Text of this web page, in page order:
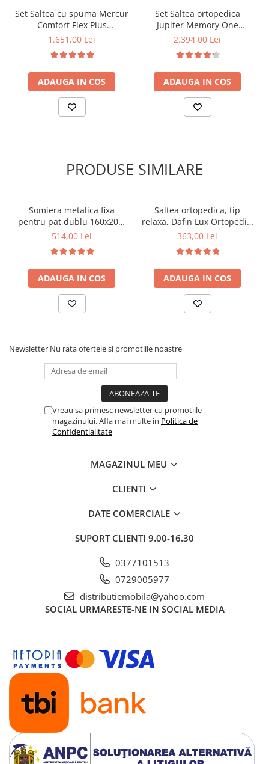
Set Saltea cu spuma Mercur
Comfort Flex Plus
180x200x20cm, fermitate
husa detasabila, Saltsib,
Pachet textile Avantaj cu 2
perne matlasate 50x70cm,
lavabile la 60°C, husa
antialergica, pilota iarna,
densitate 400g/m²,
1.651,00 Lei
ADAUGA IN COS
Set Saltea ortopedica
Jupiter Memory One
180x200x24cm cu spuma
foam 4 cm, husa
hipoalergenica, fermitate
mediu-tare, Pachet textile
Avantaj cu 2 perne
matlasate 50x70cm, lavabile
la 60°C, husa antialergica,
2.394,00 Lei
ADAUGA IN COS
PRODUSE SIMILARE
Somiera metalica fixa
pentru pat dublu 160x200,
6 picioare, 32 lamele lemn
saltea ferm, negru
514,00 Lei
ADAUGA IN COS
Saltea ortopedica, tip
relaxa, Dafin Lux Ortopedic,
90x200x21cm, fermitate
tip Bonell, fata vara-iarna,
sistem de aerisire cu
butoni, Salt Confort
363,00 Lei
ADAUGA IN COS
Newsletter Nu rata ofertele si promotiile noastre
Vreau sa primesc newsletter cu promotiile
magazinului. Afla mai multe in Politica de
Confidentialitate
MAGAZINUL MEU
CLIENTI
DATE COMERCIALE
SUPORT CLIENTI 9.00-16.30
0377101513
0729005977
distributiemobila@yahoo.com
SOCIAL URMARESTE-NE IN SOCIAL MEDIA